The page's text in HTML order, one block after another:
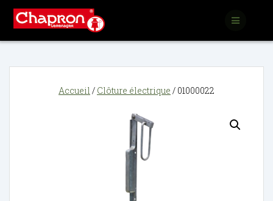
Accueil / Clôture électrique / 01000022